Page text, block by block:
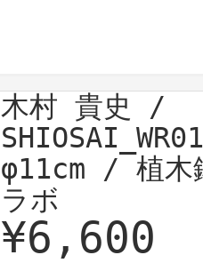
木村 貴史 /
φ11cm / 植
ラボ
¥6,600